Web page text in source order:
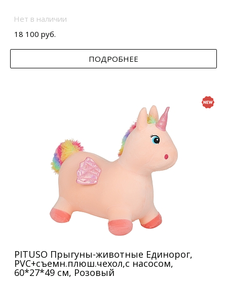
Нет в наличии
18 100 руб.
ПОДРОБНЕЕ
PITUSO Прыгуны-животные Единорог,
PVC+съемн.плюш.чехол,с насосом,
60*27*49 см, Розовый